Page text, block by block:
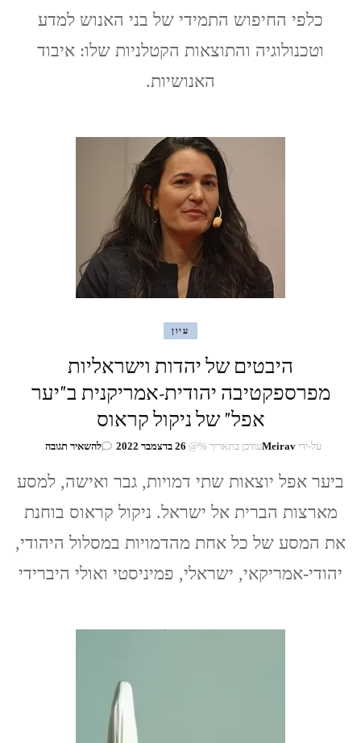
קלרה
Klara
כלפי החיפוש התמידי של בני האנוש למדע
וטכנולוגיה והתוצאות הקטלניות שלו: איבוד
האנושיות.
עיון
היבטים של יהדות וישראליות
מפרספקטיבה יהודית-אמריקנית ב"יער
אפל" של ניקול קראוס
על-ידיMeiravעודכן בתאריך %@ 26 בדצמבר 2022 להשאיר תגובהבנושא
של
וישראליות
יהודית-
אפל"
ביער אפל יוצאות שתי דמויות, גבר ואישה, למסע
מארצות הברית אל ישראל. ניקול קראוס בוחנת
את המסע של כל אחת מהדמויות במסלול היהודי,
יהודי-אמריקאי, ישראלי, פמיניסטי ואולי היברידי